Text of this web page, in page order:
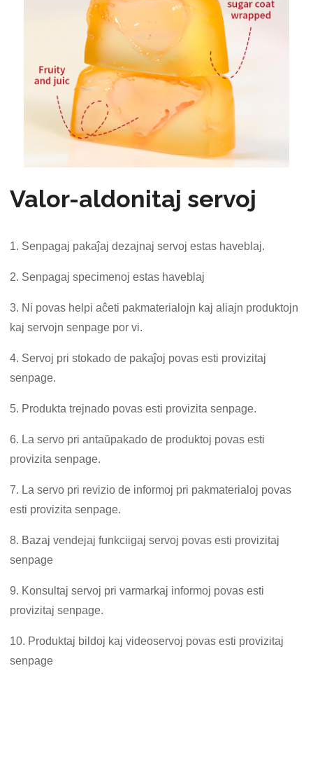
Valor-aldonitaj servoj
1. Senpagaj pakaĵaj dezajnaj servoj estas haveblaj.
2. Senpagaj specimenoj estas haveblaj
3. Ni povas helpi aĉeti pakmaterialojn kaj aliajn produktojn
kaj servojn senpage por vi.
4. Servoj pri stokado de pakaĵoj povas esti provizitaj
senpage.
5. Produkta trejnado povas esti provizita senpage.
6. La servo pri antaŭpakado de produktoj povas esti
provizita senpage.
7. La servo pri revizio de informoj pri pakmaterialoj povas
esti provizita senpage.
8. Bazaj vendejaj funkciigaj servoj povas esti provizitaj
senpage
9. Konsultaj servoj pri varmarkaj informoj povas esti
provizitaj senpage.
10. Produktaj bildoj kaj videoservoj povas esti provizitaj
senpage